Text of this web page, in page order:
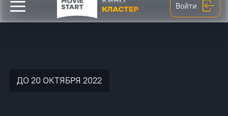
Войти
ДО 20 ОКТЯБРЯ 2022